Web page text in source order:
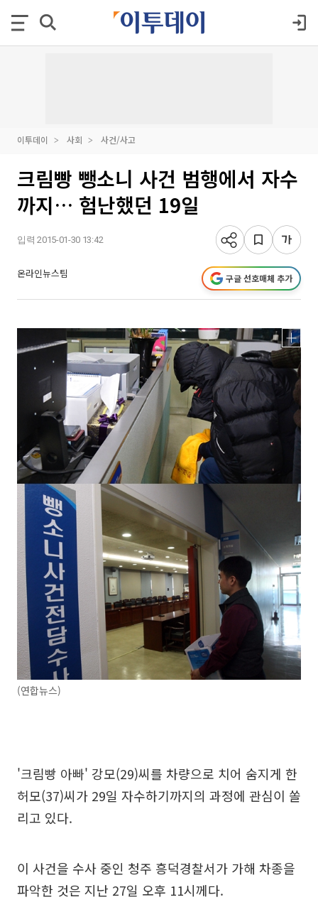
이투데이 사회 사건/사고
크림빵 뺑소니 사건 범행에서 자수
까지… 험난했던 19일
입력 2015-01-30 13:42
온라인뉴스팀 구글 선호매체 추가
(연합뉴스)
'크림빵 아빠' 강모(29)씨를 차량으로 치어 숨지게 한
허모(37)씨가 29일 자수하기까지의 과정에 관심이 쏠
리고 있다.
이 사건을 수사 중인 청주 흥덕경찰서가 가해 차종을
파악한 것은 지난 27일 오후 11시께다.